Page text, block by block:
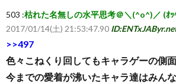
503 :枯れた名無しの水平思考＠＼(^o^)／ (ｵ
2017/01/14(土) 21:53:47.90
>>497
色々こねくり回してもキャラゲーの側
今までの愛着が沸いたキャラ達はみん